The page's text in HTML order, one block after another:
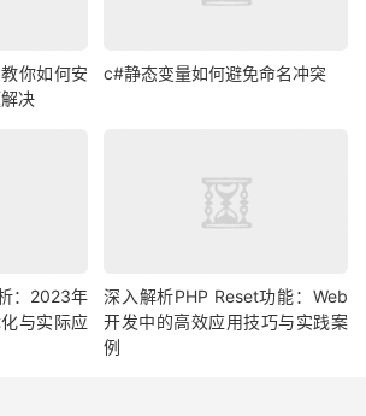
你如何安
决
c#静态变量如何避免命名冲突
：2023年
与实际应
深入解析PHP Reset功能：Web
开发中的高效应用技巧与实践案
例